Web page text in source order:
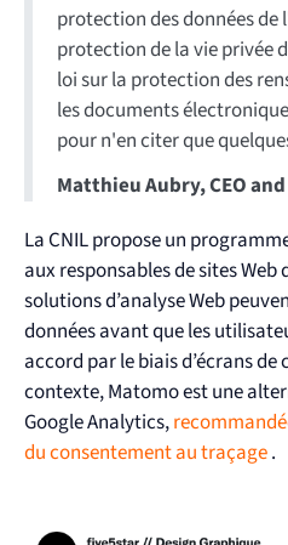
protection des données de
protection de la vie privée
loi sur la protection des
les documents
pour n'en citer que
Matthieu Aubry, CEO
La CNIL propose un
aux responsables de sites Web
solutions d’analyse Web
données avant que les
accord par le biais d’écrans
contexte, Matomo est une
Google Analytics,
du consentement au traçage.